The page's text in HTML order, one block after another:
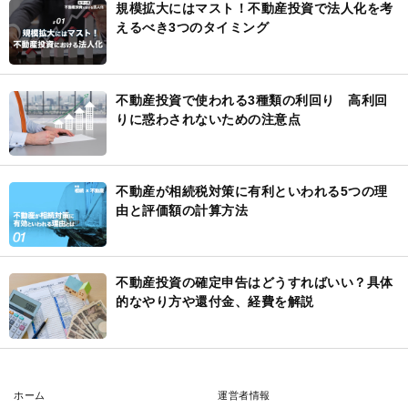
規模拡大にはマスト！不動産投資で法人化を考
えるべき3つのタイミング
不動産投資で使われる3種類の利回り 高利回
りに惑わされないための注意点
不動産が相続税対策に有利といわれる5つの理
由と評価額の計算方法
不動産投資の確定申告はどうすればいい？具体
的なやり方や還付金、経費を解説
ホーム 運営者情報